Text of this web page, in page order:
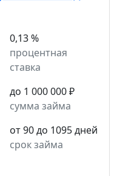
0,13 %
процентная
ставка
до 1 000 000 ₽
сумма займа
от 90 до 1095 дней
срок займа